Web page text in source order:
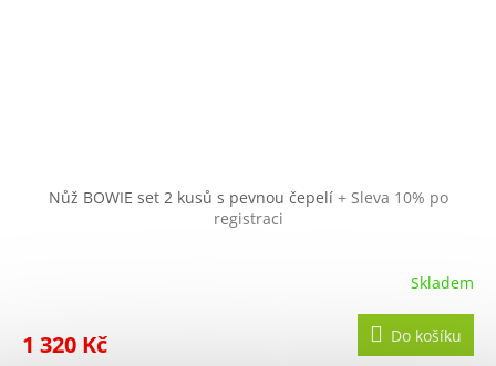
Nůž BOWIE set 2 kusů s pevnou čepelí + Sleva 10% po
registraci
Skladem
1 320 Kč Do košíku